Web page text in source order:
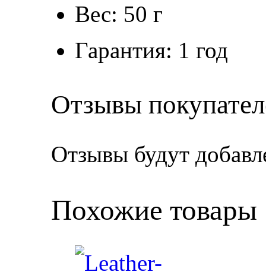
Вес: 50 г
Гарантия: 1 год
Отзывы
Отзывы будут
Похожие товары